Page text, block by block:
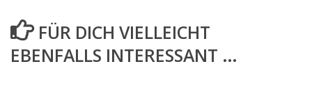
FÜR DICH VIELLEICHT
EBENFALLS INTERESSANT …